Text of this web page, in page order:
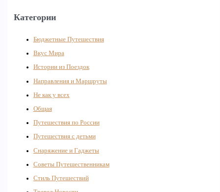
Категории
Бюджетные Путешествия
Вкус Мира
Истории из Поездок
Направления и Маршруты
Не как у всех
Общая
Путешествия по России
Путешествия с детьми
Снаряжение и Гаджеты
Советы Путешественникам
Стиль Путешествий